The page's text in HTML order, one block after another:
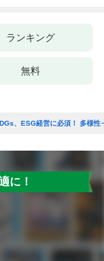
ランキング
無料
、ESG経営に必須！ 多様性
に！